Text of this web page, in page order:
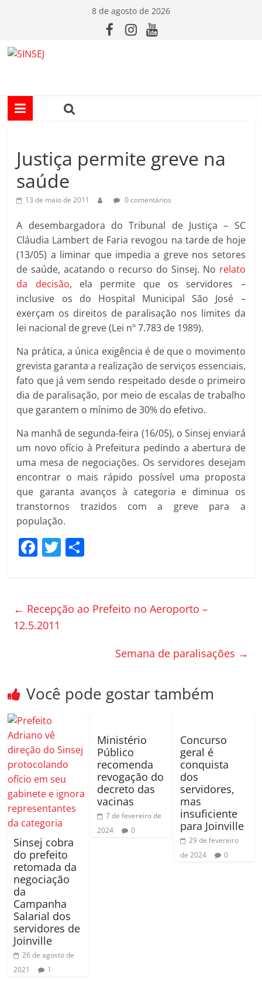
conteúdo
8 de agosto de 2026
I
S
E
Justiça permite greve na
saúde
13 de maio de 2011 0 comentários
A desembargadora do Tribunal de Justiça – SC
Cláudia Lambert de Faria revogou na tarde de hoje
(13/05) a liminar que impedia a greve nos setores
de saúde, acatando o recurso do Sinsej. No relato
da decisão, ela permite que os servidores –
inclusive os do Hospital Municipal São José –
exerçam os direitos de paralisação nos limites da
lei nacional de greve (Lei nº 7.783 de 1989).
Na prática, a única exigência é de que o movimento
grevista garanta a realização de serviços essenciais,
fato que já vem sendo respeitado desde o primeiro
dia de paralisação, por meio de escalas de trabalho
que garantem o mínimo de 30% do efetivo.
Na manhã de segunda-feira (16/05), o Sinsej enviará
um novo ofício à Prefeitura pedindo a abertura de
uma mesa de negociações. Os servidores desejam
encontrar o mais rápido possível uma proposta
que garanta avanços à categoria e diminua os
transtornos trazidos com a greve para a
população.
F
e
b
T
er p
← Recepção ao Prefeito no Aeroporto –
12.5.2011
Semana de paralisações →
Você pode gostar também
Sinsej cobra
do prefeito
retomada da
negociação
da
Campanha
Salarial dos
servidores de
Joinville
26 de agosto de
2021
1
Ministério
Público
recomenda
revogação do
decreto das
vacinas
7 de fevereiro de
2024
0
Concurso
geral é
conquista
dos
servidores,
mas
insuficiente
para Joinville
29 de fevereiro
de 2024
0